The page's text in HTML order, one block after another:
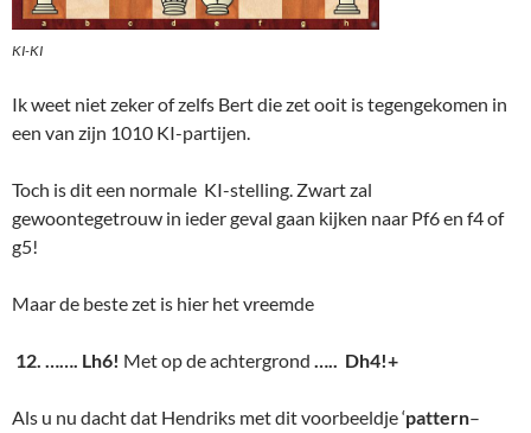
KI-KI
Ik weet niet zeker of zelfs Bert die zet ooit is tegengekomen in
een van zijn 1010 KI-partijen.
Toch is dit een normale KI-stelling. Zwart zal
gewoontegetrouw in ieder geval gaan kijken naar Pf6 en f4 of
g5!
Maar de beste zet is hier het vreemde
12. ……. Lh6! Met op de achtergrond ….. Dh4!+
Als u nu dacht dat Hendriks met dit voorbeeldje ‘pattern–